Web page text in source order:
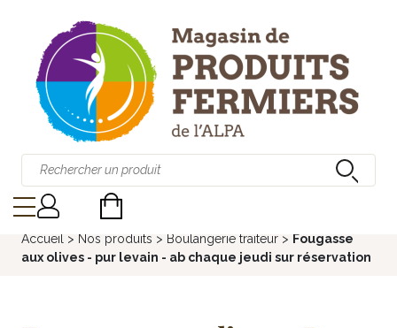
Accueil > Nos produits > Boulangerie traiteur > Fougasse
aux olives - pur levain - ab chaque jeudi sur réservation